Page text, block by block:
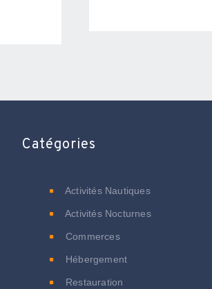
Catégories
Activités Nautiques
Activités Nocturnes
Commerces
Hébergement
Restauration